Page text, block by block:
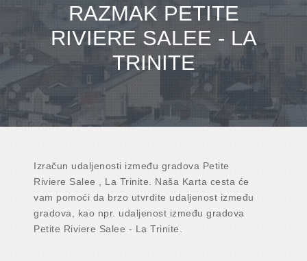
RAZMAK PETITE
RIVIERE SALEE - LA
TRINITE
Izračun udaljenosti između gradova Petite
Riviere Salee , La Trinite. Naša Karta cesta će
vam pomoći da brzo utvrdite udaljenost između
gradova, kao npr. udaljenost između gradova
Petite Riviere Salee - La Trinite.